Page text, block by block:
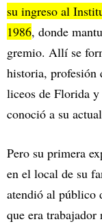
su ingreso al
1986, donde
gremio. Allí se
historia, profesión
liceos de Florida
conoció a su
Pero su primera
en el local de su
atendió al público
que era